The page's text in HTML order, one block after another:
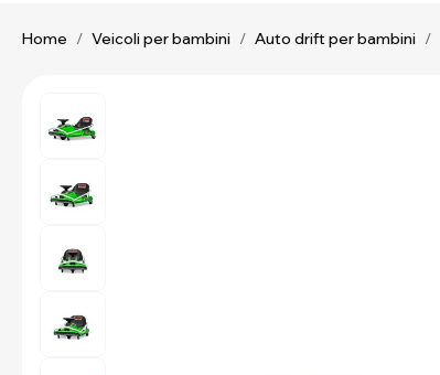
Home / Veicoli per bambini / Auto drift per bambini /